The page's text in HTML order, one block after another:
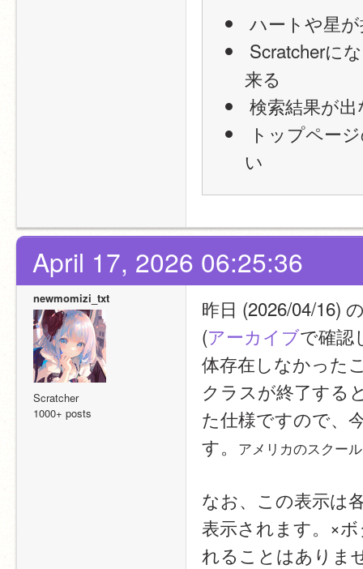
ハートや星
Scratcherに
来る
検索結果が
い
April 17, 2026 06:25:36
newmomizi_txt
Scratcher
1000+ posts
昨日 (2026/04/16)
(アーカイブで確認
体存在しなかった
クラスが終了する
た仕様ですので、
す。
アメリカのスクー
なお、この表示は
表示されます。×
れることはありま